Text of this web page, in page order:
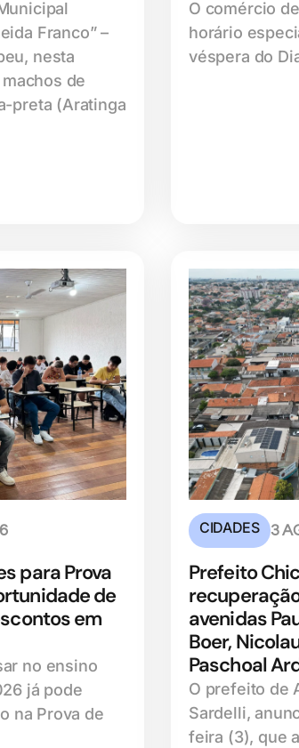
Franco” –
nesta
de
preta (Aratinga
O comércio
horário
véspera do
para Prova
de
em
no ensino
já pode
na Prova de
CIDADES 3
Prefeito
avenidas
Boer,
Paschoal
O prefeito de
Sardelli,
feira (3), que